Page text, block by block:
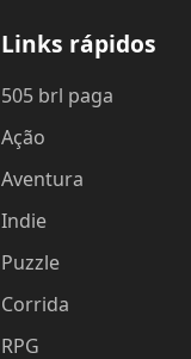
Links rápidos
505 brl paga
Ação
Aventura
Indie
Puzzle
Corrida
RPG